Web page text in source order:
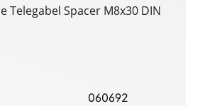
Telegabel Spacer M8x30 DIN
060692